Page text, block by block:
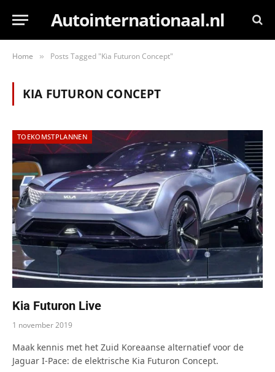
Autointernationaal.nl
Home » Posts Tagged "Kia Futuron Concept"
KIA FUTURON CONCEPT
TOEKOMSTPLANNEN
Kia Futuron Live
1 november 2019
Maak kennis met het Zuid Koreaanse alternatief voor de
Jaguar I-Pace: de elektrische Kia Futuron Concept.